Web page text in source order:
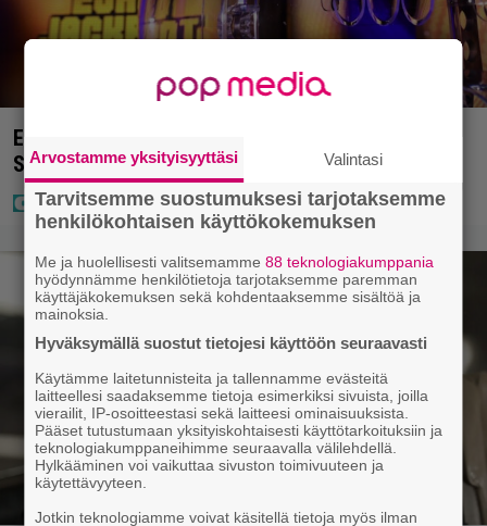
Eurojackpotissa poksahti 32,7 miljoonaa, ja tänne
Suomen isoin voitto meni
Arvostamme yksityisyyttäsi Valintasi
Tarvitsemme suostumuksesi tarjotaksemme
henkilökohtaisen käyttökokemuksen
Me ja huolellisesti valitsemamme88 teknologiakumppania
hyödynnämme henkilötietoja tarjotaksemme paremman
käyttäjäkokemuksen sekä kohdentaaksemme sisältöä ja
mainoksia.
Hyväksymällä suostut tietojesi käyttöön seuraavasti
Käytämme laitetunnisteita ja tallennamme evästeitä
laitteellesi saadaksemme tietoja esimerkiksi sivuista, joilla
vierailit, IP-osoitteestasi sekä laitteesi ominaisuuksista.
Pääset tutustumaan yksityiskohtaisesti käyttötarkoituksiin ja
teknologiakumppaneihimme seuraavalla välilehdellä.
Hylkääminen voi vaikuttaa sivuston toimivuuteen ja
käytettävyyteen.
Jotkin teknologiamme voivat käsitellä tietoja myös ilman